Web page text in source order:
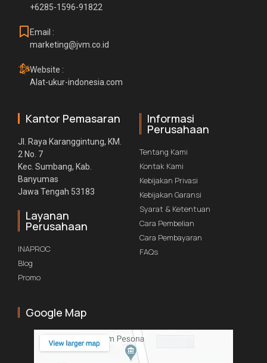
+6285-1596-91822
Email :
marketing@jvm.co.id
Website :
Alat-ukur-indonesia.com
Kantor Pemasaran
Jl. Raya Karanggintung, KM.
2 No. 7
Kec. Sumbang, Kab.
Banyumas
Jawa Tengah 53183
Layanan
Perusahaan
INAPROC
Blog
Promo
Informasi
Perusahaan
Tentang Kami
Kontak Kami
Kebijakan Privasi
Kebijakan Garansi
Syarat & Ketentuan
Cara Pembelian
Cara Pembayaran
FAQs
Google Map